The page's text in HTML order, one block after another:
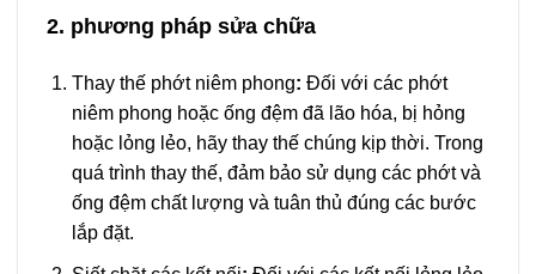
2. phương pháp sửa chữa
Thay thế phớt niêm phong: Đối với các phớt
niêm phong hoặc ống đệm đã lão hóa, bị hỏng
hoặc lỏng lẻo, hãy thay thế chúng kịp thời. Trong
quá trình thay thế, đảm bảo sử dụng các phớt và
ống đệm chất lượng và tuân thủ đúng các bước
lắp đặt.